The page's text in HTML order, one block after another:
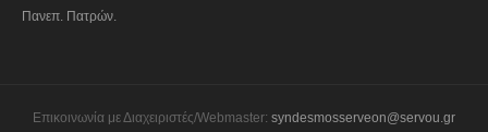
Πανεπ. Πατρών.
Επικοινωνία με Διαχειριστές/Webmaster: syndesmosserveon@servou.gr